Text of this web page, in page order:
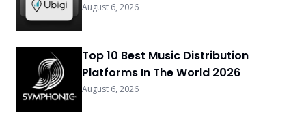
August 6, 2026
Top 10 Best Music Distribution
Platforms In The World 2026
August 6, 2026